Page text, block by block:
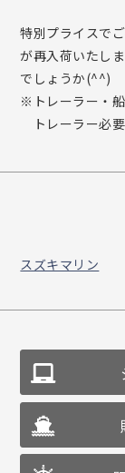
特別プライスで
が再入荷いたし
でしょうか(^^)
※トレーラー・船
トレーラー必
スズキマリン